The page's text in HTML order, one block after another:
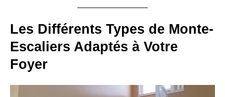
Les Différents Types de Monte-
Escaliers Adaptés à Votre
Foyer